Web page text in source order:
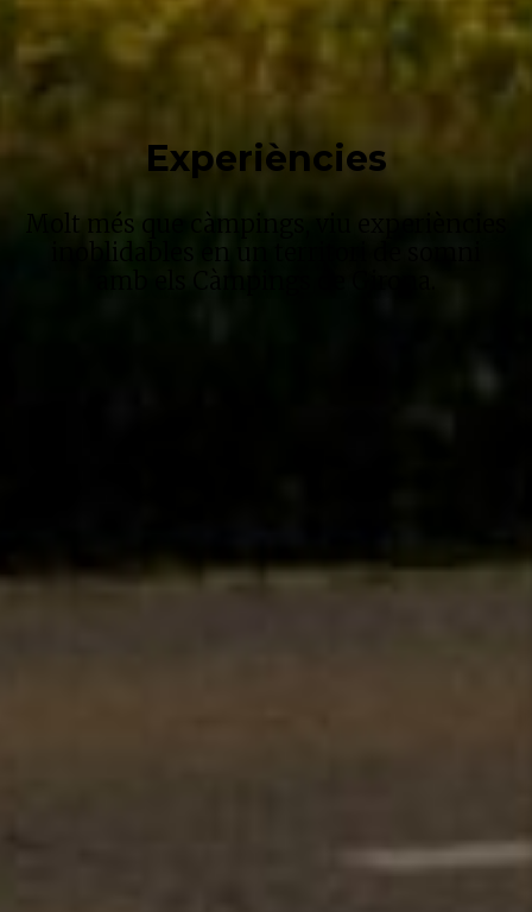
Experiències
Molt més que càmpings, viu experiències
inoblidables en un territori de somni